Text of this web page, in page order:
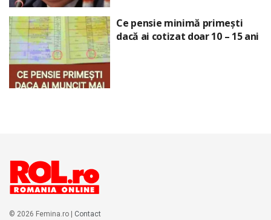
Ce pensie minimă primești
dacă ai cotizat doar 10 – 15 ani
© 2026 Femina.ro | Contact